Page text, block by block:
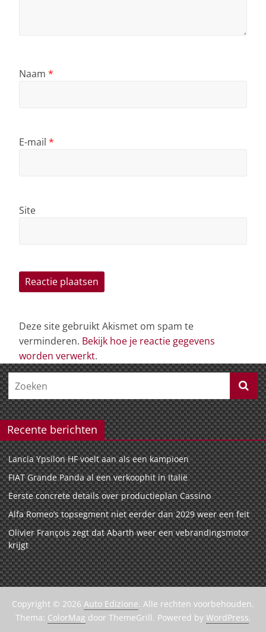
Naam *
E-mail *
Site
Deze site gebruikt Akismet om spam te
verminderen. Bekijk hoe je reactie gegevens
worden verwerkt.
Recente berichten
Lancia Ypsilon HF voelt aan als een kampioen
FIAT Grande Panda al een verkoophit in Italië
Eerste concrete details over productieplan Cassino
Alfa Romeo’s topsegment niet eerder dan 2029 weer een feit
Olivier François zegt dat Abarth weer een vebrandingsmotor
krijgt
Copyright © 2026 Auto Edizione. Alle rechten voorbehouden.
Thema: ColorMag door ThemeGrill. Powered by WordPress.